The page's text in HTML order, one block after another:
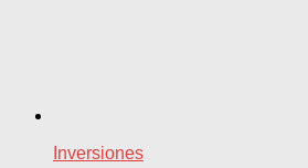
Inversiones